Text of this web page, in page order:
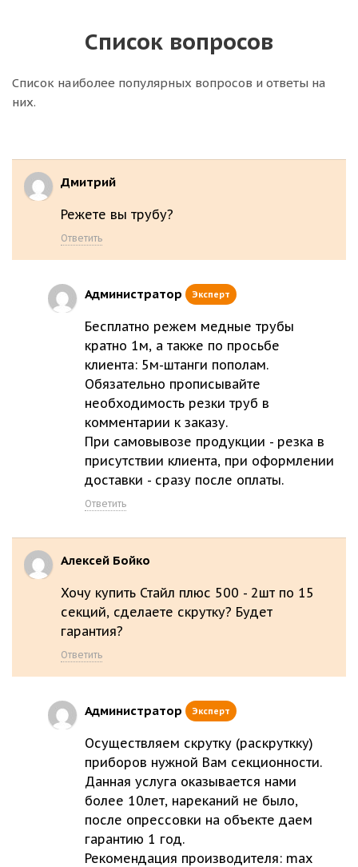
Список вопросов
Список наиболее популярных вопросов и ответы на
них.
Дмитрий
Режете вы трубу?
Ответить
Администратор Эксперт
Бесплатно режем медные трубы
кратно 1м, а также по просьбе
клиента: 5м-штанги пополам.
Обязательно прописывайте
необходимость резки труб в
комментарии к заказу.
При самовывозе продукции - резка в
присутствии клиента, при оформлении
доставки - сразу после оплаты.
Ответить
Алексей Бойко
Хочу купить Стайл плюс 500 - 2шт по 15
секций, сделаете скрутку? Будет
гарантия?
Ответить
Администратор Эксперт
Осуществляем скрутку (раскруткку)
приборов нужной Вам секционности.
Данная услуга оказывается нами
более 10лет, нареканий не было,
после опрессовки на объекте даем
гарантию 1 год.
Рекомендация производителя: max